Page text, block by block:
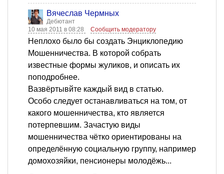
Вячеслав Чермных
Дебютант
10 мая 2011 в 08:28
Сообщить модератору
Неплохо было бы создать Энциклопедию
Мошенничества. В которой собрать
известные формы жуликов, и описать их
поподробнее.
Вазвёртывйте каждый вид в статью.
Особо следует останавливаться на том, от
какого мошенничества, кто является
потерпевшим. Зачастую виды
мошенничества чётко ориентированы на
определённую социальную группу, например
домохозяйки, пенсионеры молодёжь...